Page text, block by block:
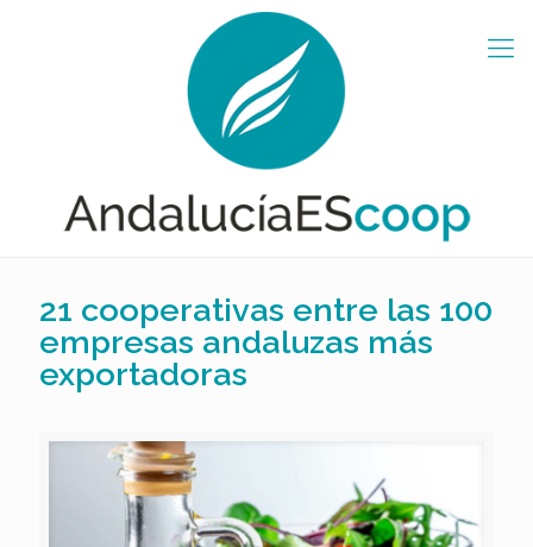
21 cooperativas entre las 100
empresas andaluzas más
exportadoras